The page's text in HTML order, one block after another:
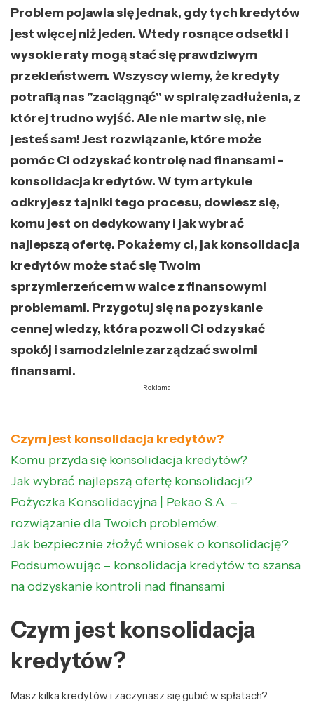
Problem pojawia się jednak, gdy tych kredytów
jest więcej niż jeden. Wtedy rosnące odsetki i
wysokie raty mogą stać się prawdziwym
przekleństwem. Wszyscy wiemy, że kredyty
potrafią nas "zaciągnąć" w spiralę zadłużenia, z
której trudno wyjść. Ale nie martw się, nie
jesteś sam! Jest rozwiązanie, które może
pomóc Ci odzyskać kontrolę nad finansami -
konsolidacja kredytów. W tym artykule
odkryjesz tajniki tego procesu, dowiesz się,
komu jest on dedykowany i jak wybrać
najlepszą ofertę. Pokażemy ci, jak konsolidacja
kredytów może stać się Twoim
sprzymierzeńcem w walce z finansowymi
problemami. Przygotuj się na pozyskanie
cennej wiedzy, która pozwoli Ci odzyskać
spokój i samodzielnie zarządzać swoimi
finansami.
Reklama
Czym jest konsolidacja kredytów?
Komu przyda się konsolidacja kredytów?
Jak wybrać najlepszą ofertę konsolidacji?
Pożyczka Konsolidacyjna | Pekao S.A. –
rozwiązanie dla Twoich problemów.
Jak bezpiecznie złożyć wniosek o konsolidację?
Podsumowując – konsolidacja kredytów to szansa
na odzyskanie kontroli nad finansami
Czym jest konsolidacja
kredytów?
Masz kilka kredytów i zaczynasz się gubić w spłatach?